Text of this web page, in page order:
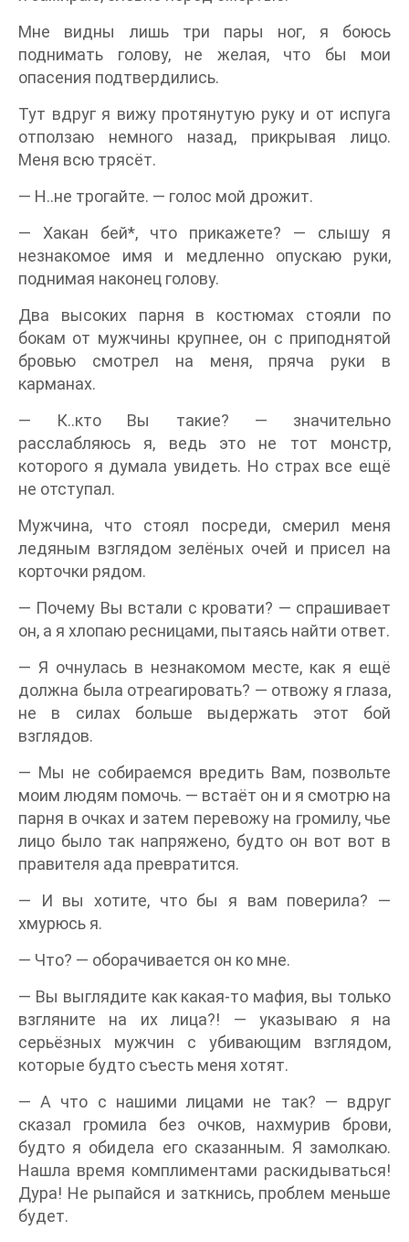
Мне видны лишь три пары ног, я боюсь
поднимать голову, не желая, что бы мои
опасения подтвердились.
Тут вдруг я вижу протянутую руку и от испуга
отползаю немного назад, прикрывая лицо.
Меня всю трясёт.
— Н..не трогайте. — голос мой дрожит.
— Хакан бей*, что прикажете? — слышу я
незнакомое имя и медленно опускаю руки,
поднимая наконец голову.
Два высоких парня в костюмах стояли по
бокам от мужчины крупнее, он с приподнятой
бровью смотрел на меня, пряча руки в
карманах.
— К..кто Вы такие? — значительно
расслабляюсь я, ведь это не тот монстр,
которого я думала увидеть. Но страх все ещё
не отступал.
Мужчина, что стоял посреди, смерил меня
ледяным взглядом зелёных очей и присел на
корточки рядом.
— Почему Вы встали с кровати? — спрашивает
он, а я хлопаю ресницами, пытаясь найти ответ.
— Я очнулась в незнакомом месте, как я ещё
должна была отреагировать? — отвожу я глаза,
не в силах больше выдержать этот бой
взглядов.
— Мы не собираемся вредить Вам, позвольте
моим людям помочь. — встаёт он и я смотрю на
парня в очках и затем перевожу на громилу, чье
лицо было так напряжено, будто он вот вот в
правителя ада превратится.
— И вы хотите, что бы я вам поверила? —
хмурюсь я.
— Что? — оборачивается он ко мне.
— Вы выглядите как какая-то мафия, вы только
взгляните на их лица?! — указываю я на
серьёзных мужчин с убивающим взглядом,
которые будто съесть меня хотят.
— А что с нашими лицами не так? — вдруг
сказал громила без очков, нахмурив брови,
будто я обидела его сказанным. Я замолкаю.
Нашла время комплиментами раскидываться!
Дура! Не рыпайся и заткнись, проблем меньше
будет.